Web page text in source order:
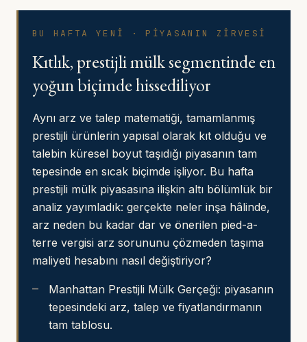
BU HAFTA YENİ · PİYASANIN ZİRVESİ
Kıtlık, prestijli mülk segmentinde en
yoğun biçimde hissediliyor
Aynı arz ve talep matematiği, tamamlanmış
prestijli ürünlerin yapısal olarak kıt olduğu ve
talebin küresel boyut taşıdığı piyasanın tam
tepesinde en sıcak biçimde işliyor. Bu hafta
prestijli mülk piyasasına ilişkin altı bölümlük bir
analiz yayımladık: gerçekte neler inşa hâlinde,
arz neden bu kadar dar ve önerilen pied-a-
terre vergisi arz sorununu çözmeden taşıma
maliyeti hesabını nasıl değiştiriyor?
Manhattan Prestijli Mülk Gerçeği: piyasanın
tepesindeki arz, talep ve fiyatlandırmanın
tam tablosu.